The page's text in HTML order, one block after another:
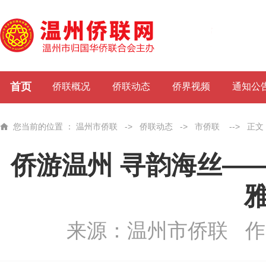
首页 侨联概况 侨联动态 侨界视频 通知公
您当前的位置 ： 温州市侨联 -> 侨联动态 -> 市侨联 --> 正文
侨游温州 寻韵海丝
来源：温州市侨联